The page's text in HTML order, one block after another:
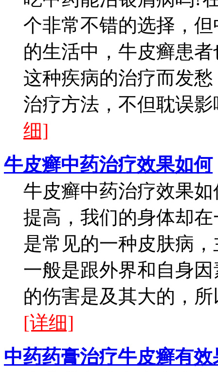
个非常不错的选择，
的生活中，牛皮癣患
这种疾病的治疗而发
治疗方法，不但耽误
细]
牛皮癣中药治疗效果如何
牛皮癣中药治疗效果
提高，我们的身体却
是常见的一种皮肤病
一般是跟外界和自身
的伤害是及其大的，
[详细]
中药药膏治疗牛皮癣有效